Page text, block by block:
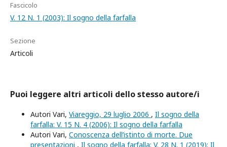
Fascicolo
V. 12 N. 1 (2003): Il sogno della farfalla
Sezione
Articoli
Puoi leggere altri articoli dello stesso autore/i
Autori Vari, Viareggio, 29 luglio 2006 , Il sogno della
farfalla: V. 15 N. 4 (2006): Il sogno della farfalla
Autori Vari, Conoscenza dell’istinto di morte. Due
presentazioni , Il sogno della farfalla: V. 28 N. 1 (2019): Il